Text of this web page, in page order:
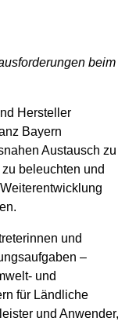
beim
Hersteller
Bayern
Austausch zu
beleuchten und
und
–
und
für Ländliche
und Anwender,